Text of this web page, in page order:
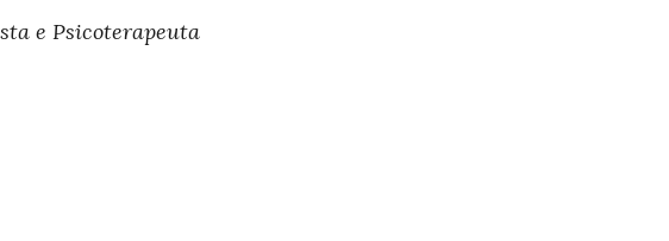
e Psicoterapeuta